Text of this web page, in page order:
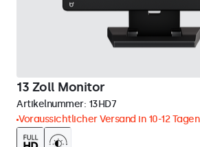
13 Zoll Monitor
Artikelnummer: 13HD7
Voraussichtlicher Versand in 10-12 Tagen